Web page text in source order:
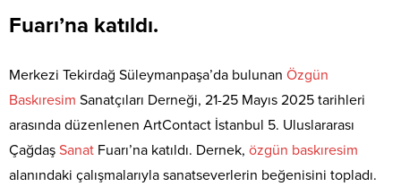
Fuarı’na katıldı.
Merkezi Tekirdağ Süleymanpaşa’da bulunan Özgün
Baskıresim Sanatçıları Derneği, 21-25 Mayıs 2025 tarihleri
arasında düzenlenen ArtContact İstanbul 5. Uluslararası
Çağdaş Sanat Fuarı’na katıldı. Dernek, özgün baskıresim
alanındaki çalışmalarıyla sanatseverlerin beğenisini topladı.